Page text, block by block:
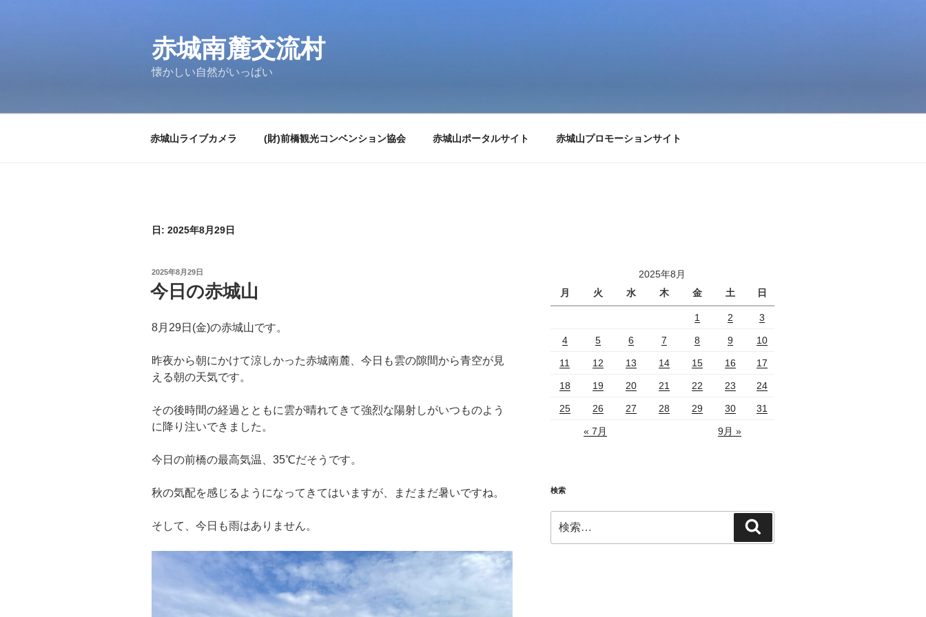
赤城南麓交流村
懐かしい自然がいっぱい
赤城山ライブカメラ (財)前橋観光コンベンション協会 赤城山ポータルサイト 赤城山プロモーションサイト
日: 2025年8月29日
投
稿
日:
2025年8月29日
今日の赤城山
8月29日(金)の赤城山です。
昨夜から朝にかけて涼しかった赤城南麓、今日も雲の隙間から青空が見
える朝の天気です。
その後時間の経過とともに雲が晴れてきて強烈な陽射しがいつものよう
に降り注いできました。
今日の前橋の最高気温、35℃だそうです。
秋の気配を感じるようになってきてはいますが、まだまだ暑いですね。
そして、今日も雨はありません。
2025年8月
月
火 水 木 金 土 日
1 2 3
4 5 6 7 8 9 10
11 12 13 14 15 16 17
18 19 20 21 22 23 24
25 26 27 28 29 30 31
« 7月 9月 »
検索
索:
索